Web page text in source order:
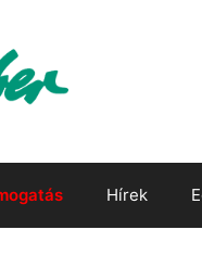
Hírek